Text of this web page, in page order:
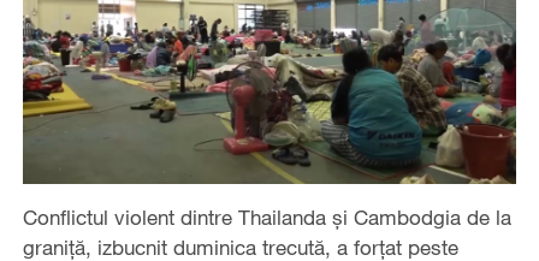
Conflictul violent dintre Thailanda și Cambodgia de la
graniță, izbucnit duminica trecută, a forțat peste